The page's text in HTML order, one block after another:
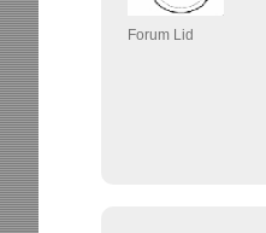
Forum Lid